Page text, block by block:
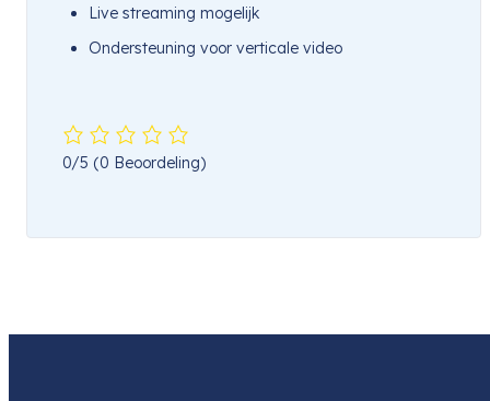
Live streaming mogelijk
Ondersteuning voor verticale video
0/5 (0 Beoordeling)